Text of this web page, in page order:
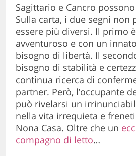
Sagittario e Cancro
Sulla carta, i due segni non
essere più diversi. Il primo
avventuroso e con un
bisogno di libertà. Il
bisogno di stabilità e
continua ricerca di
partner. Però, l’occupante
può rivelarsi un
nella vita irrequieta e
Nona Casa. Oltre che un
compagno di letto…